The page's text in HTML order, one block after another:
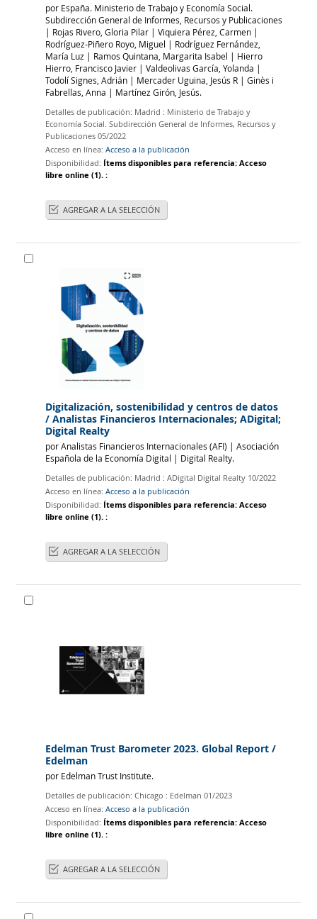
por España. Ministerio de Trabajo y Economía Social.
Subdirección General de Informes, Recursos y Publicaciones
| Rojas Rivero, Gloria Pilar |Viquiera Pérez, Carmen |
Rodríguez-Piñero Royo, Miguel | Rodríguez Fernández,
María Luz | Ramos Quintana, Margarita Isabel | Hierro
Hierro, Francisco Javier |Valdeolivas García, Yolanda |
Todolí Signes, Adrián | Mercader Uguina, Jesús R |Ginès i
Fabrellas, Anna | Martínez Girón, Jesús.
Detalles de publicación: Madrid : Ministerio de Trabajo y
Economía Social. Subdirección General de Informes, Recursos y
Publicaciones 05/2022
Acceso en línea:Acceso a la publicación
Disponibilidad: Ítems disponibles para referencia:Acceso
libre online (1).:
AGREGAR A LA SELECCIÓN
Digitalización, sostenibilidad y centros de datos
/ Analistas Financieros Internacionales; ADigital;
Digital Realty
porAnalistas Financieros Internacionales (AFI) |Asociación
Española de la Economía Digital | Digital Realty.
Detalles de publicación: Madrid : ADigital Digital Realty 10/2022
Acceso en línea:Acceso a la publicación
Disponibilidad: Ítems disponibles para referencia:Acceso
libre online (1).:
AGREGAR A LA SELECCIÓN
Edelman Trust Barometer 2023. Global Report/
Edelman
por Edelman Trust Institute.
Detalles de publicación:Chicago : Edelman 01/2023
Acceso en línea:Acceso a la publicación
Disponibilidad: Ítems disponibles para referencia:Acceso
libre online (1).:
AGREGAR A LA SELECCIÓN